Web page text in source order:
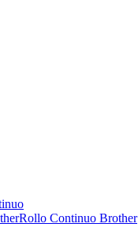
Rollo Continuo Brother